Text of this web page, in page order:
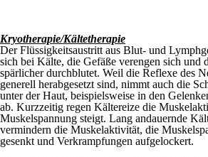
Kryotherapie/Kältetherapie
Der Flüssigkeitsaustritt aus Blut- und
sich bei Kälte, die Gefäße verengen sich und
spärlicher durchblutet. Weil die Reflexe des
generell herabgesetzt sind, nimmt auch die
unter der Haut, beispielsweise in den
ab. Kurzzeitig regen Kältereize die
Muskelspannung steigt. Lang andauernde
vermindern die Muskelaktivität, die
gesenkt und Verkrampfungen aufgelockert.